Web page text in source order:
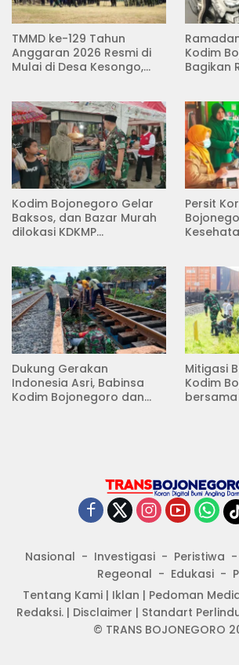
TMMD ke-129 Tahun
Anggaran 2026 Resmi di
Mulai di Desa Kesongo,
Kodim
Bagikan
Kodim Bojonegoro Gelar
Baksos, dan Bazar Murah
dilokasi KDKMP
Persit
Dukung Gerakan
Indonesia Asri, Babinsa
Kodim Bojonegoro dan
Mitigasi
Kodim
Nasional Investigasi Peristiwa
Regeonal
Edukasi
Tentang Kami| Iklan | Pedoman
Redaksi. | Disclaimer | Standart
© TRANS BOJONEGORO